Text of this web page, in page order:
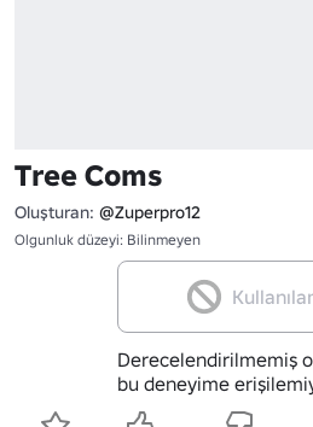
Tree Coms
Oluşturan: @Zuperpro12
Olgunluk düzeyi: Bilinmeyen
Derecelendirilmemiş
bu deneyime